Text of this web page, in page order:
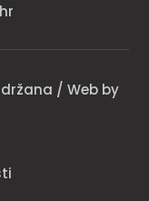
/ Web by